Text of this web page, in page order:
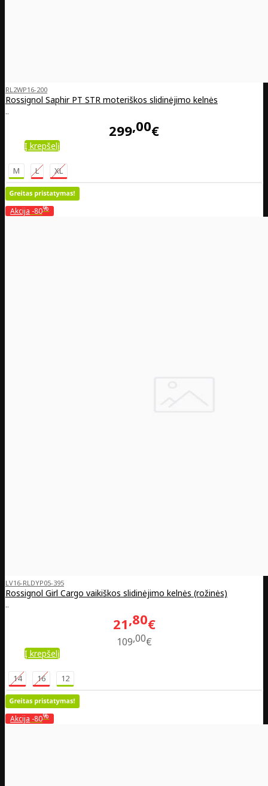
RL2WP16-200
Rossignol Saphir PT STR moteriškos slidinėjimo kelnės
..
299 00€
Į krepšelį
M L XL
Akcija -80%
LV16-RLDYP05-395
Rossignol Girl Cargo vaikiškos slidinėjimo kelnės (rožinės)
..
21 80€
109 00€
Į krepšelį
14 16 12
Akcija -80%